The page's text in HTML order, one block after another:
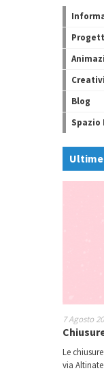
Blog
Spazio
7 Agosto
Le
via